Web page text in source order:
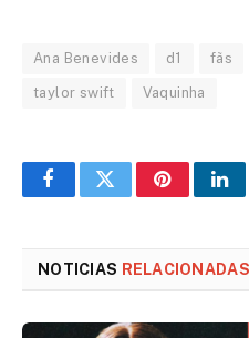
Ana Benevides d1 fãs
taylor swift Vaquinha
FacebookTwitterPinterest
NOTICIAS RELACIONADAS